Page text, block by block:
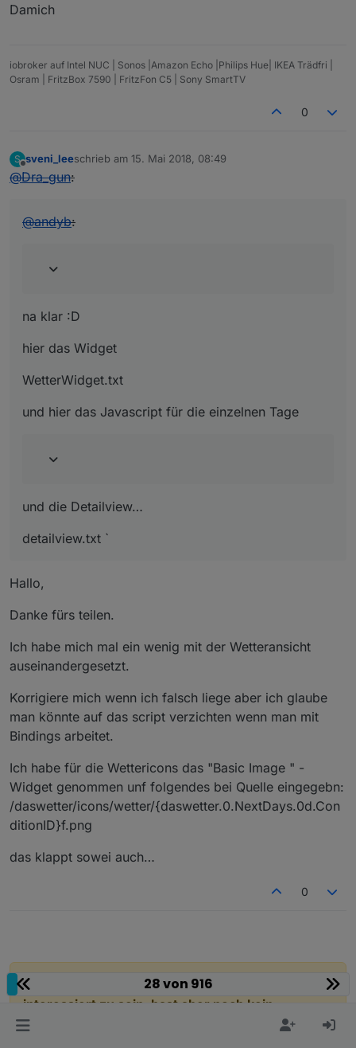
Damich
iobroker auf Intel NUC | Sonos |Amazon Echo |Philips Hue| IKEA Trädfri |
Osram | FritzBox 7590 | FritzFon C5 | Sony SmartTV
0
S
Offline
sveni_leeschrieb am 15. Mai 2018, 08:49
zuletzt editiert von
@Dra_gun:
@andyb:
na klar :D
hier das Widget
WetterWidget.txt
und hier das Javascript für die einzelnen Tage
und die Detailview…
detailview.txt `
Hallo,
Danke fürs teilen.
Ich habe mich mal ein wenig mit der Wetteransicht
auseinandergesetzt.
Korrigiere mich wenn ich falsch liege aber ich glaube
man könnte auf das script verzichten wenn man mit
Bindings arbeitet.
Ich habe für die Wettericons das "Basic Image " -
Widget genommen unf folgendes bei Quelle eingegebn:
/daswetter/icons/wetter/{daswetter.0.NextDays.0d.Con
ditionID}f.png
das klappt sowei auch…
0
Hey! Du scheinst an dieser Unterhaltung
interessiert zu sein, hast aber noch kein
Konto.
28 von 916